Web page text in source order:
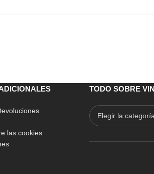
las cookies
TODO SOBRE